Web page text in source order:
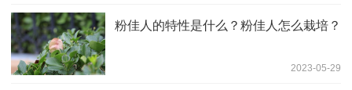
粉佳人的特性是什么？粉佳人怎么栽培？
2023-05-29